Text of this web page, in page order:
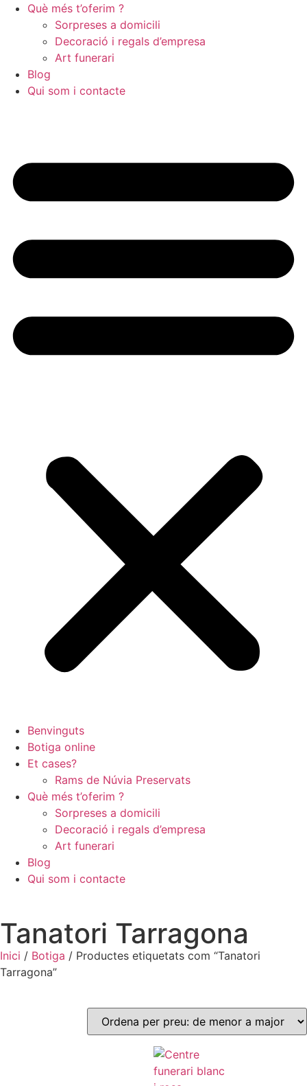
Què més t’oferim ?
Sorpreses a domicili
Decoració i regals d’empresa
Art funerari
Blog
Qui som i contacte
Benvinguts
Botiga online
Et cases?
Rams de Núvia Preservats
Què més t’oferim ?
Sorpreses a domicili
Decoració i regals d’empresa
Art funerari
Blog
Qui som i contacte
Tanatori Tarragona
Inici / Botiga / Productes etiquetats com “Tanatori
Tarragona”